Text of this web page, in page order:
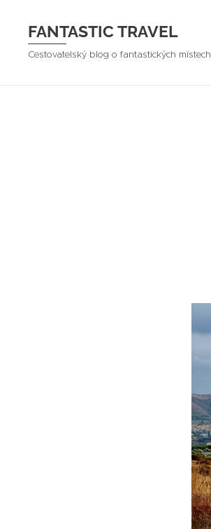
FANTASTIC TRAVEL
Cestovatelský blog o fantastických místech